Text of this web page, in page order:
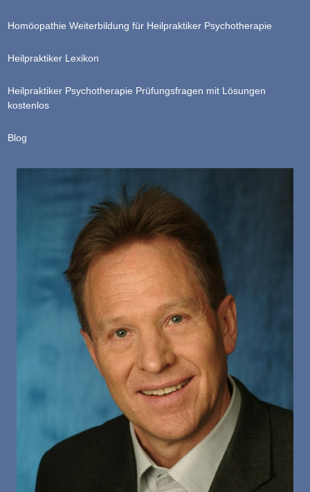
Homöopathie Weiterbildung für Heilpraktiker Psychotherapie
Heilpraktiker Lexikon
Heilpraktiker Psychotherapie Prüfungsfragen mit Lösungen
kostenlos
Blog